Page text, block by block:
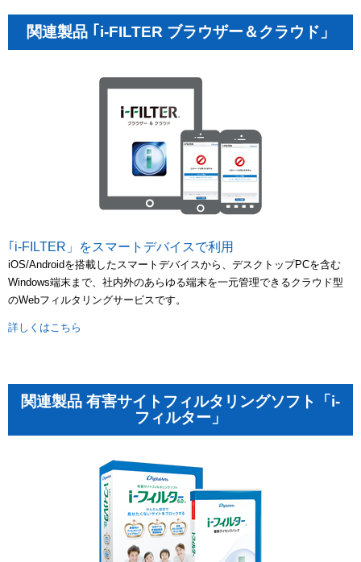
関連製品 ｢i-FILTER ブラウザー＆クラウド」
｢i-FILTER」をスマートデバイスで利用
iOS/Androidを搭載したスマートデバイスから、デスクトップPCを含む
Windows端末まで、社内外のあらゆる端末を一元管理できるクラウド型
のWebフィルタリングサービスです。
詳しくはこちら
関連製品 有害サイトフィルタリングソフト「i-
フィルター」